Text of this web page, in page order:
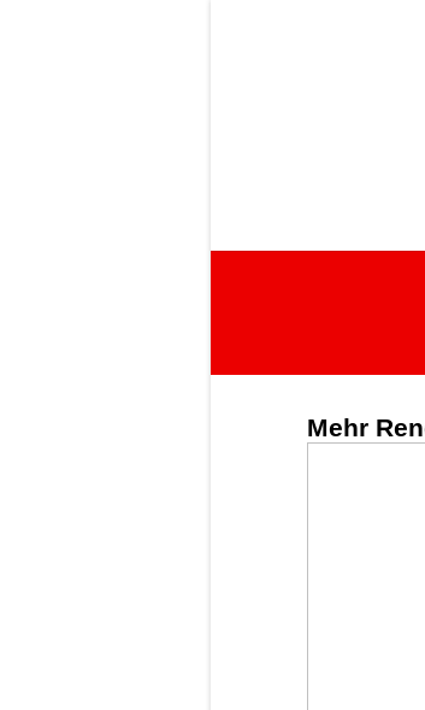
Mehr